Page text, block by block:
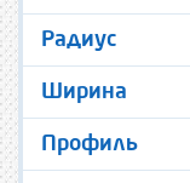
Радиус
Ширина
Профиль